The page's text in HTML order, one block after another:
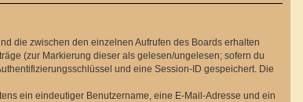
die zwischen den einzelnen Aufrufen des Boards erhalten
(zur Markierung dieser als gelesen/ungelesen; sofern du
und eine Session-ID gespeichert. Die
ein eindeutiger Benutzername, eine E-Mail-Adresse und ein